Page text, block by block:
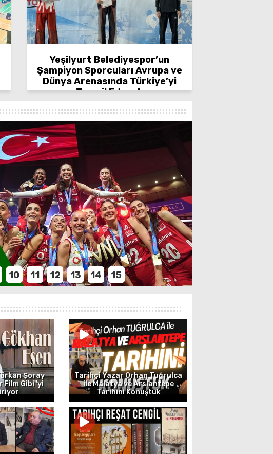
Yeşilyurt Belediyespor’un
Şampiyon Sporcuları Avrupa ve
Dünya Arenasında Türkiye’yi
Temsil Edecek
10 11 12 13 14 15
Şoray
Film Gibi"yi
Tarihçi Yazar Orhan Tuğrulca
ile Malatya ve Arslantepe
Tarihini Konuştuk